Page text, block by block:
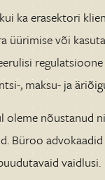
ka erasektori
üürimise või
, maksu- ja
oleme nõustanud
Büroo
vaidlusi.